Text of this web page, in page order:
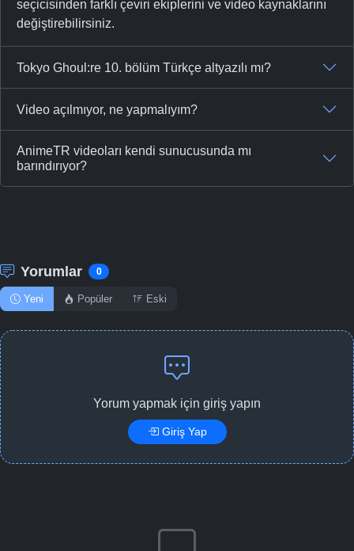
seçicisinden farklı çeviri ekiplerini ve video kaynaklarını
değiştirebilirsiniz.
Tokyo Ghoul:re 10. bölüm Türkçe altyazılı mı?
Video açılmıyor, ne yapmalıyım?
AnimeTR videoları kendi sunucusunda mı
barındırıyor?
Yorumlar 0
Yeni Popüler Eski
Yorum yapmak için giriş yapın
Giriş Yap